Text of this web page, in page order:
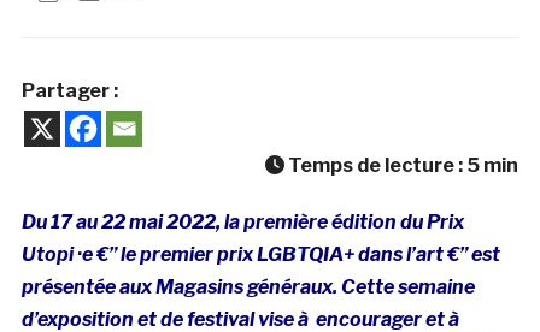
Partager :
Temps de lecture : 5 min
Du 17 au 22 mai 2022, la première édition du Prix
Utopi ·e €” le premier prix LGBTQIA+ dans l’art €” est
présentée aux Magasins généraux. Cette semaine
d’exposition et de festival vise à encourager et à